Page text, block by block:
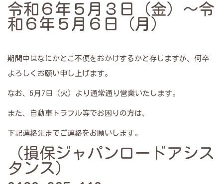
令和６年５月３日（金）～令
和６年５月６日（月）
期間中はなにかとご不便をおかけするかと存じますが、何卒
よろしくお願い申し上げます。
なお、5月7日（火）より通常通り営業いたします。
また、自動車トラブル等でお困りの方は、
下記連絡先までご連絡をお願いします。
（損保ジャパンロードアシス
タンス）